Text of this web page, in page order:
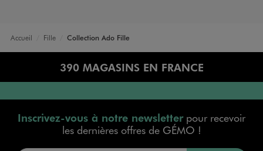
Accueil Fille Collection Ado Fille
390 MAGASINS EN FRANCE
Inscrivez-vous à notre newsletterpour recevoir
les dernières offres de GÉMO !